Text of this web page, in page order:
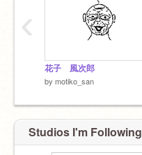
花子 風次郎
by motiko_san
‹
Studios I'm Following